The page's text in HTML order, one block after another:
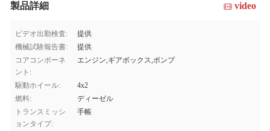
製品詳細 video
ビデオ出勤検査:
提供
機械試験報告書:
提供
コアコンポーネ
ント:
エンジン,ギアボックス,ポンプ
駆動ホイール:
4x2
燃料:
ディーゼル
トランスミッシ
ョンタイプ:
手帳